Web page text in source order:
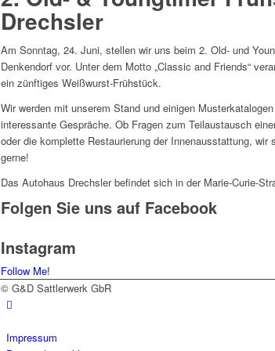
Drechsler
Am Sonntag, 24. Juni, stellen wir uns beim 2. Old- und
Denkendorf vor. Unter dem Motto „Classic and Friends“
ein zünftiges Weißwurst-Frühstück.
Wir werden mit unserem Stand und einigen
interessante Gespräche. Ob Fragen zum Teilaustausch
oder die komplette Restaurierung der Innenausstattung,
gerne!
Das Autohaus Drechsler befindet sich in der Marie-Curie-
Folgen Sie uns auf Facebook
Instagram
Follow Me!
© G&D Sattlerwerk GbR
Impressum